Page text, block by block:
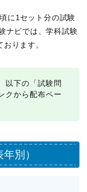
に1セット分の試験
ナビでは、学科試験
ります。
以下の「試験問
クから配布ペー
別）